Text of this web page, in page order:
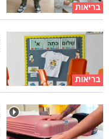
בריאות
בריאות